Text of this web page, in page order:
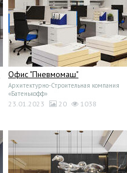
Офис "Пневмомаш"
Архитектурно-Строительная компания
«Батенькофф»
23.01.2023 20 1038